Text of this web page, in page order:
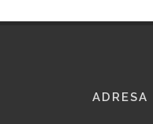
ADRESA